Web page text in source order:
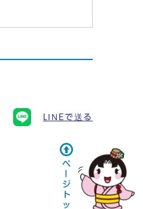
LINEで送る